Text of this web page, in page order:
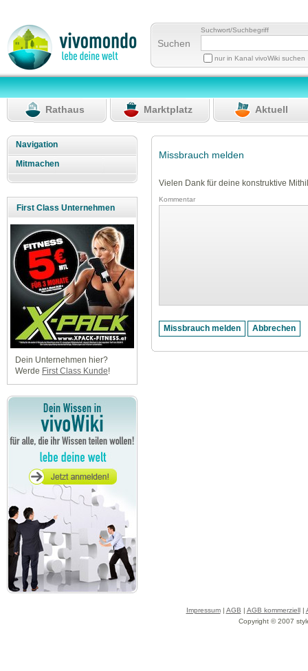
Suchen
Suchwort/Suchbegriff
nur in Kanal vivoWiki suchen
Rathaus Marktplatz Aktuell
Navigation
Mitmachen
First Class Unternehmen
Dein Unternehmen hier?
Werde First Class Kunde!
Missbrauch melden
Vielen Dank für deine konstruktive
Kommentar
Impressum| AGB | AGB kommerziell|
Copyright © 2007